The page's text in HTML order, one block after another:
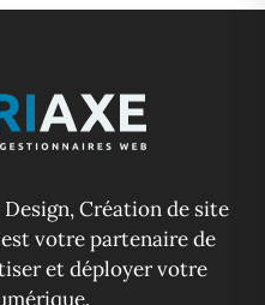
Création de site
est votre partenaire de
et déployer votre